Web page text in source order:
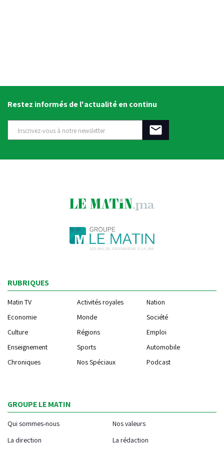
Restez informés de l'actualité en continu
RUBRIQUES
Matin TV Activités royales
Nation
Economie
Monde
Société
Culture
Régions
Emploi
Enseignement
Sports
Automobile
Chroniques
Nos Spéciaux Podcast
GROUPE LE MATIN
Qui sommes-nous
Nos valeurs
La direction
La rédaction